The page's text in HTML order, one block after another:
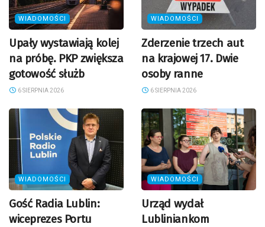
WIADOMOŚCI
Upały wystawiają kolej
na próbę. PKP zwiększa
gotowość służb
6 SIERPNIA 2026
WIADOMOŚCI
Zderzenie trzech aut
na krajowej 17. Dwie
osoby ranne
6 SIERPNIA 2026
WIADOMOŚCI
Gość Radia Lublin:
wiceprezes Portu
WIADOMOŚCI
Urząd wydał
Lubliniankom